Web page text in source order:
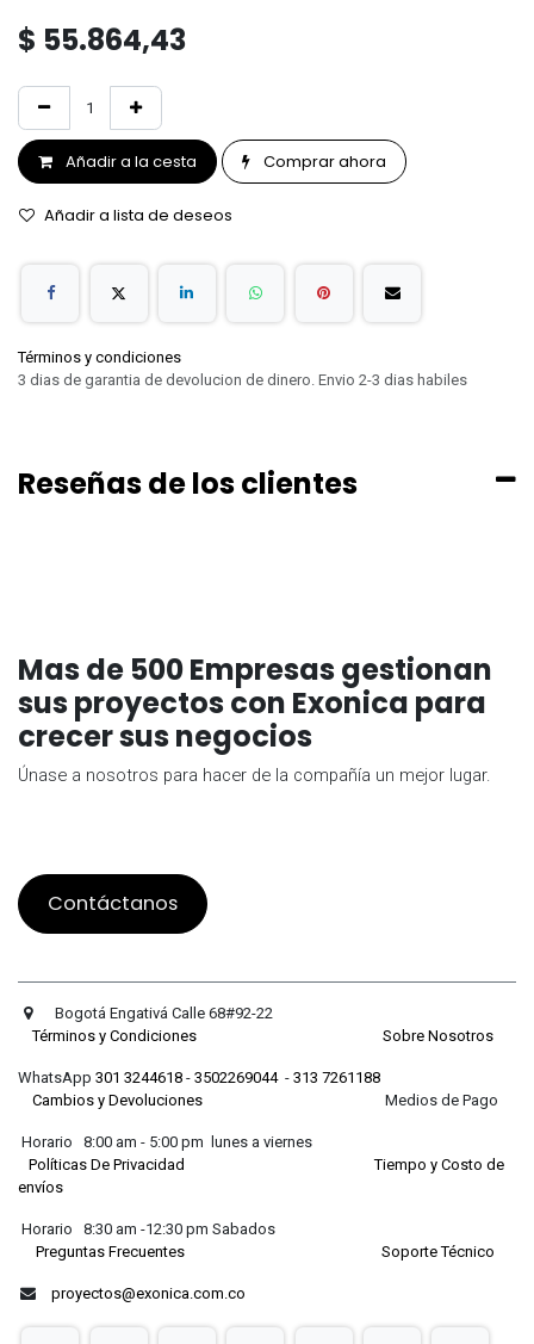
$ 55.864,43
Añadir a la cesta Comprar ahora
Añadir a lista de deseos
Términos y condiciones
3 dias de garantia de devolucion de dinero. Envio 2-3 dias habiles
Reseñas de los clientes
Mas de 500 Empresas gestionan
sus proyectos con Exonica para
crecer sus negocios
Únase a nosotros para hacer de la compañía un mejor lugar.
Contáctanos
Bogotá Engativá Calle 68#92-22
Términos y Condiciones
Sobre Nosotros
WhatsApp 301 3244618 - 3502269044- 313 7261188
Cambios y Devoluciones Medios de Pago
Horario 8:00 am - 5:00 pm lunes a viernes
Políticas De Privacidad
Tiempo y Costo de
envíos
Horario 8:30 am -12:30 pm Sabados
Preguntas Frecuentes
Soporte Técnico
proyectos@exonica.com.co